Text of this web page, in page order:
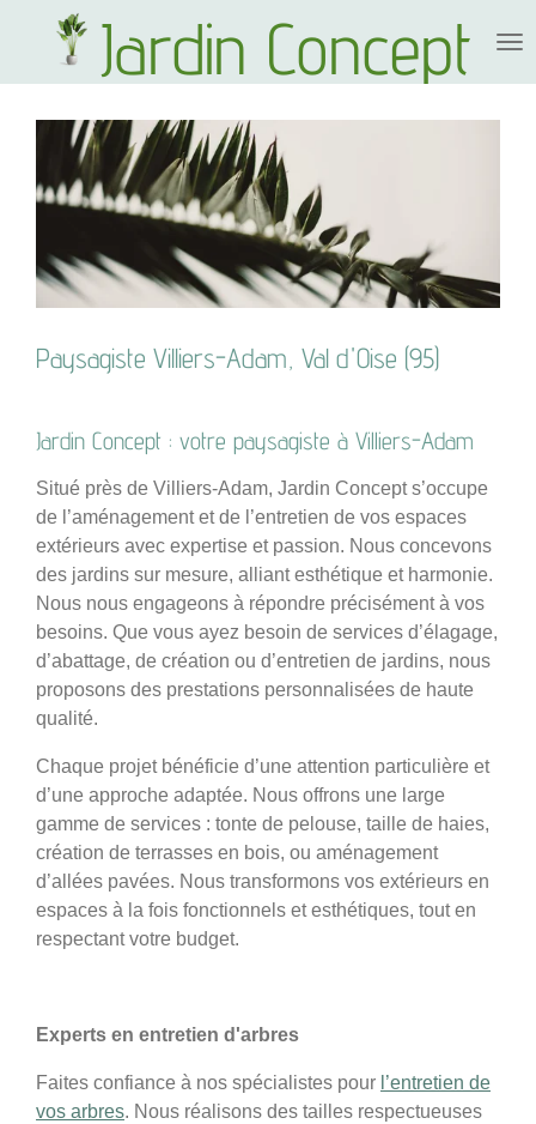
Passer
contenu
Jardin Concept
Paysagiste Villiers-Adam, Val d'Oise (95)
Jardin Concept : votre paysagiste à Villiers-Adam
Situé près de Villiers-Adam, Jardin Concept s’occupe
de l’aménagement et de l’entretien de vos espaces
extérieurs avec expertise et passion. Nous concevons
des jardins sur mesure, alliant esthétique et harmonie.
Nous nous engageons à répondre précisément à vos
besoins. Que vous ayez besoin de services d’élagage,
d’abattage, de création ou d’entretien de jardins, nous
proposons des prestations personnalisées de haute
qualité.
Chaque projet bénéficie d’une attention particulière et
d’une approche adaptée. Nous offrons une large
gamme de services : tonte de pelouse, taille de haies,
création de terrasses en bois, ou aménagement
d’allées pavées. Nous transformons vos extérieurs en
espaces à la fois fonctionnels et esthétiques, tout en
respectant votre budget.
Experts en entretien d'arbres
Faites confiance à nos spécialistes pour l’entretien de
vos arbres. Nous réalisons des tailles respectueuses